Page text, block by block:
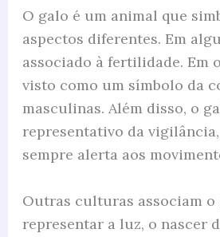
O galo é um animal que
aspectos diferentes. Em
associado à fertilidade. Em
visto como um símbolo da
masculinas. Além disso, o
representativo da
sempre alerta aos
Outras culturas associam o
representar a luz, o nascer